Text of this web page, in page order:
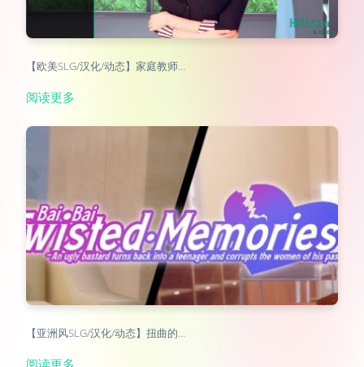
【欧美SLG/汉化/动态】家庭教师…
阅读更多
【亚洲风SLG/汉化/动态】扭曲的…
阅读更多